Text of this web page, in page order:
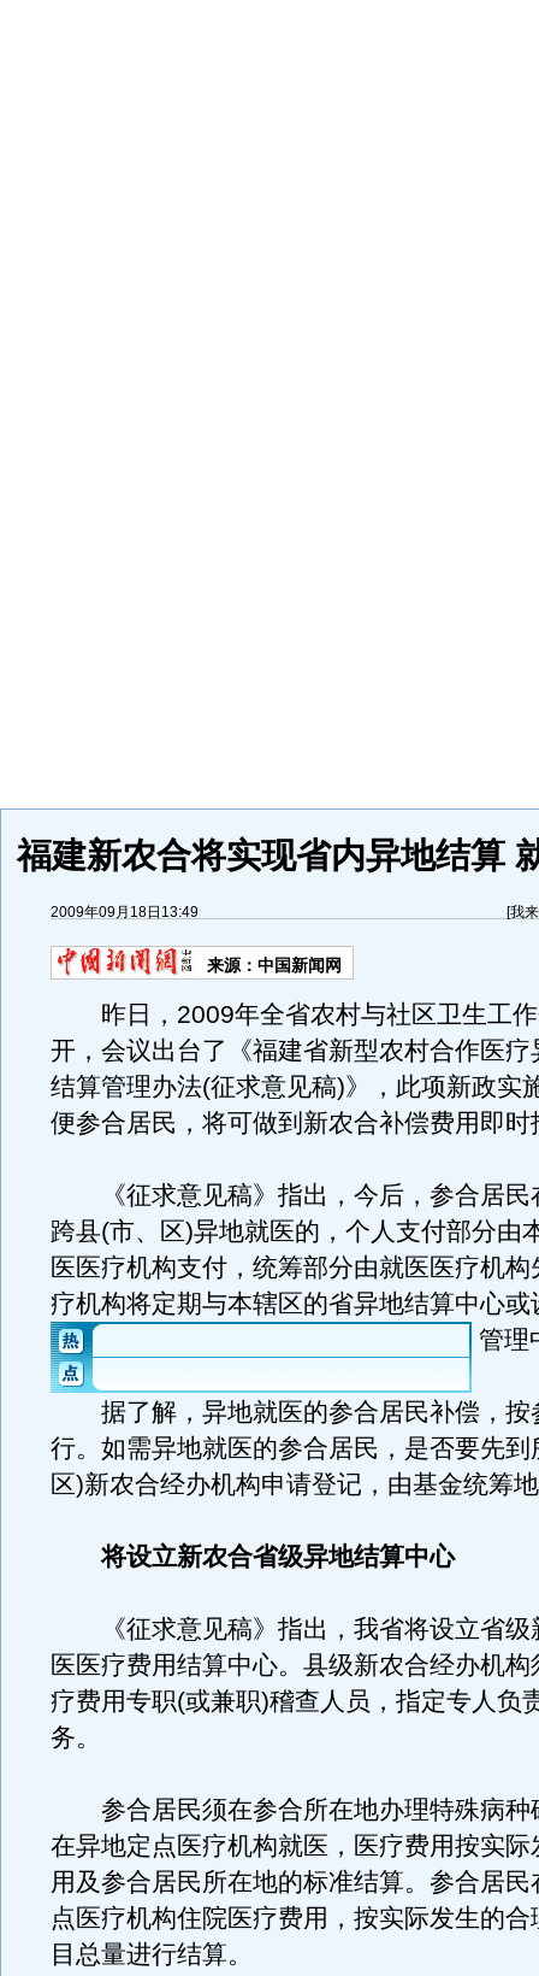
福建新农合将实现省内异地结算
2009年09月18日13:49 [我
来源： 中国新闻网
昨日，2009年全省农村与社区卫生工作
开，会议出台了《福建省新型农村合作医疗
结算管理办法(征求意见稿)》，此项新政实
便参合居民，将可做到新农合补偿费用即时
《征求意见稿》指出，今后，参合居民
跨县(市、区)异地就医的，个人支付部分由
医医疗机构支付，统筹部分由就医医疗机
疗机构将定期与本辖区的省异地结算中心或
管理
据了解，异地就医的参合居民补偿，按
行。如需异地就医的参合居民，是否要先到
区)新农合经办机构申请登记，由基金统筹
将设立新农合省级异地结算中心
《征求意见稿》指出，我省将设立省级
医医疗费用结算中心。县级新农合经办机
疗费用专职(或兼职)稽查人员，指定专人负
务。
参合居民须在参合所在地办理特殊病种
在异地定点医疗机构就医，医疗费用按实际
用及参合居民所在地的标准结算。参合居
点医疗机构住院医疗费用，按实际发生的
目总量进行结算。